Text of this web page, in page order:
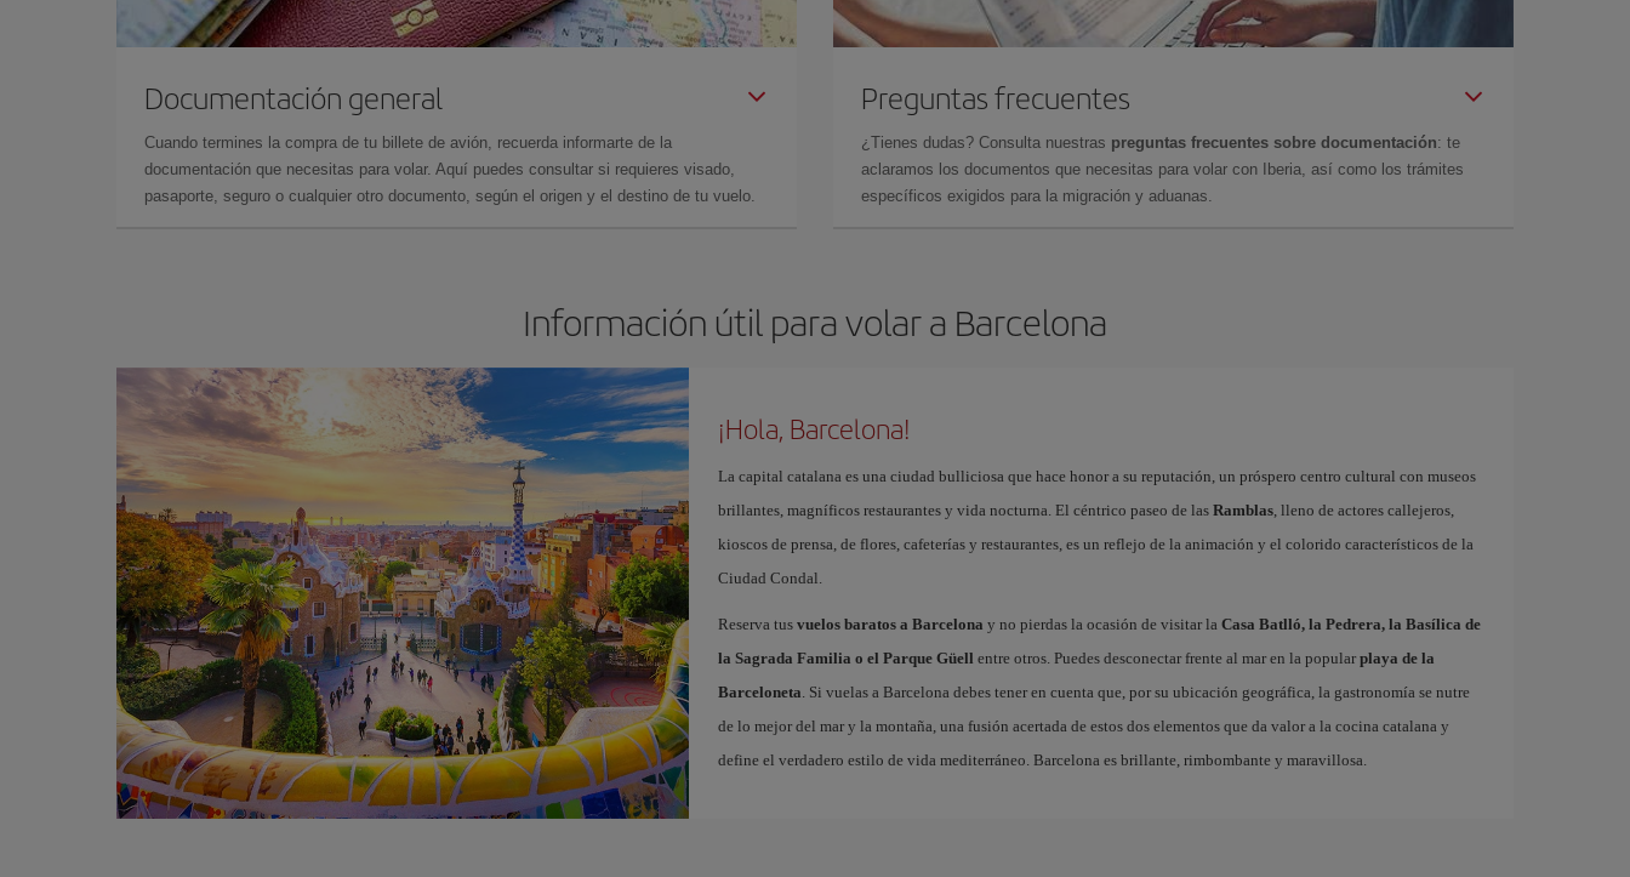
Documentación general
Cuando termines la compra de tu billete de avión, recuerda informarte de la
documentación que necesitas para volar. Aquí puedes consultar si requieres visado,
pasaporte, seguro o cualquier otro documento, según el origen y el destino de tu vuelo.
Preguntas frecuentes
¿Tienes dudas? Consulta nuestras preguntas frecuentes sobre documentación: te
aclaramos los documentos que necesitas para volar con Iberia, así como los trámites
específicos exigidos para la migración y aduanas.
Información útil para volar a Barcelona
¡Hola, Barcelona!
La capital catalana es una ciudad bulliciosa que hace honor a su reputación, un próspero centro cultural con museos
brillantes, magníficos restaurantes y vida nocturna. El céntrico paseo de las Ramblas, lleno de actores callejeros,
kioscos de prensa, de flores, cafeterías y restaurantes, es un reflejo de la animación y el colorido característicos de la
Ciudad Condal.
Reserva tus vuelos baratos a Barcelona y no pierdas la ocasión de visitar la Casa Batlló, la Pedrera, la Basílica de
la Sagrada Familia o el Parque Güell entre otros. Puedes desconectar frente al mar en la popular playa de la
Barceloneta. Si vuelas a Barcelona debes tener en cuenta que, por su ubicación geográfica, la gastronomía se nutre
de lo mejor del mar y la montaña, una fusión acertada de estos dos elementos que da valor a la cocina catalana y
define el verdadero estilo de vida mediterráneo. Barcelona es brillante, rimbombante y maravillosa.